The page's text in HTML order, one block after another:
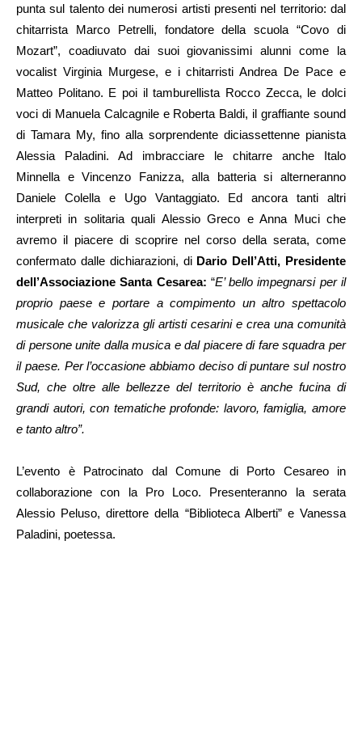
punta sul talento dei numerosi artisti presenti nel territorio: dal
chitarrista Marco Petrelli, fondatore della scuola “Covo di
Mozart”, coadiuvato dai suoi giovanissimi alunni come la
vocalist Virginia Murgese, e i chitarristi Andrea De Pace e
Matteo Politano. E poi il tamburellista Rocco Zecca, le dolci
voci di Manuela Calcagnile e Roberta Baldi, il graffiante sound
di Tamara My, fino alla sorprendente diciassettenne pianista
Alessia Paladini. Ad imbracciare le chitarre anche Italo
Minnella e Vincenzo Fanizza, alla batteria si alterneranno
Daniele Colella e Ugo Vantaggiato. Ed ancora tanti altri
interpreti in solitaria quali Alessio Greco e Anna Muci che
avremo il piacere di scoprire nel corso della serata, come
confermato dalle dichiarazioni, di Dario Dell’Atti, Presidente
dell’Associazione Santa Cesarea: “E’ bello impegnarsi per il
proprio paese e portare a compimento un altro spettacolo
musicale che valorizza gli artisti cesarini e crea una comunità
di persone unite dalla musica e dal piacere di fare squadra per
il paese. Per l’occasione abbiamo deciso di puntare sul nostro
Sud, che oltre alle bellezze del territorio è anche fucina di
grandi autori, con tematiche profonde: lavoro, famiglia, amore
e tanto altro”.
L’evento è Patrocinato dal Comune di Porto Cesareo in
collaborazione con la Pro Loco. Presenteranno la serata
Alessio Peluso, direttore della “Biblioteca Alberti” e Vanessa
Paladini, poetessa.